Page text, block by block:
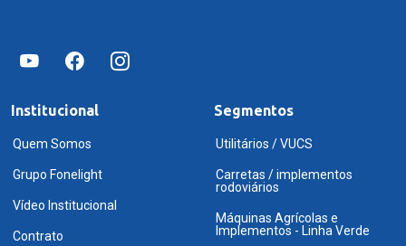
Institucional
Quem Somos
Grupo Fonelight
Vídeo Institucional
Contrato
Segmentos
Utilitários / VUCS
Carretas / implementos
rodoviários
Máquinas Agrícolas e
Implementos - Linha Verde